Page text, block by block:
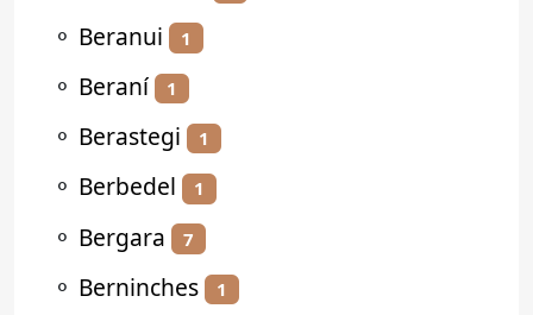
⚬ Beranui 1
⚬ Beraní 1
⚬ Berastegi 1
⚬ Berbedel 1
⚬ Bergara 7
⚬ Berninches 1